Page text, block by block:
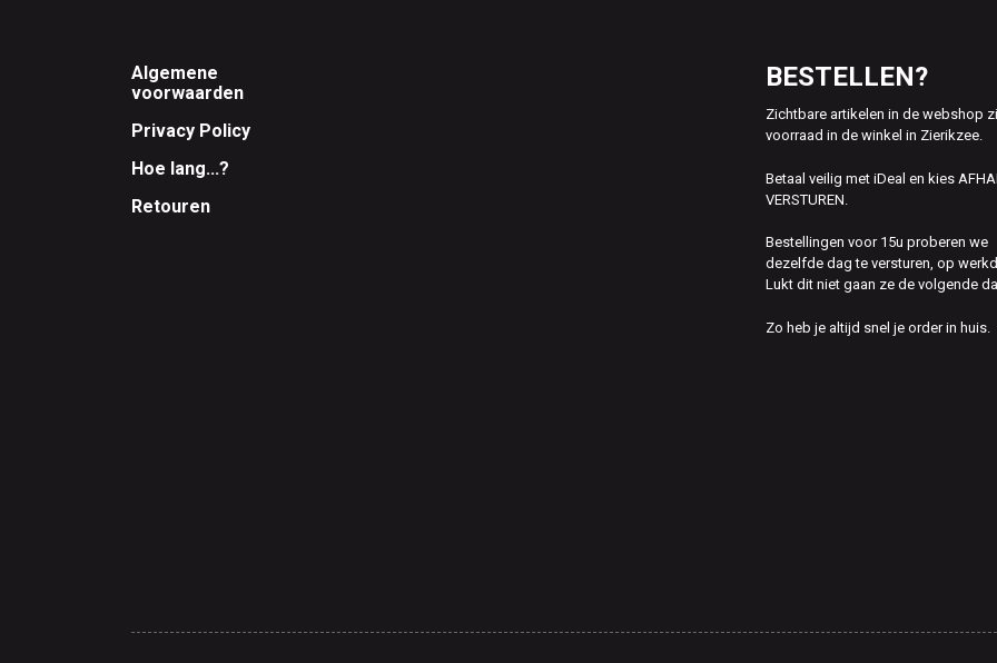
Footer
Algemene
voorwaarden
Privacy Policy
Hoe lang...?
Retouren
BESTELLEN?
Zichtbare artikelen in de webshop
voorraad in de winkel in Zierikzee.
Betaal veilig met iDeal en kies
VERSTUREN.
Bestellingen voor 15u proberen we
dezelfde dag te versturen, op
Lukt dit niet gaan ze de volgende
Zo heb je altijd snel je order in huis.